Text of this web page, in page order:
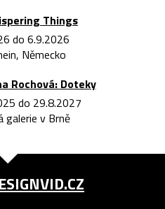
Things
do 6.9.2026
Německo
Rochová: Doteky
do 29.8.2027
galerie v Brně